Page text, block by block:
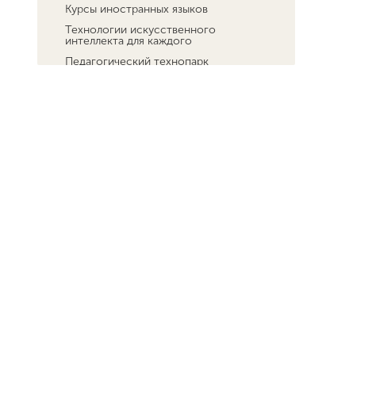
Курсы иностранных языков
Технологии искусственного
интеллекта для каждого
Педагогический технопарк